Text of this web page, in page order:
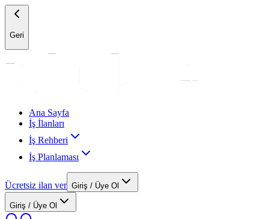
Geri
Ana Sayfa
İş İlanları
İş Rehberi
İş Planlaması
Ücretsiz ilan ver Giriş / Üye Ol
Giriş / Üye Ol